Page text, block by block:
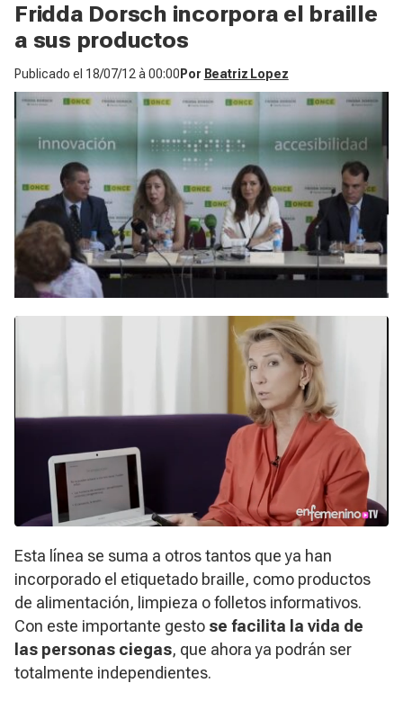
Fridda Dorsch incorpora el braille
a sus productos
Publicado el 18/07/12 à 00:00 Por Beatriz Lopez
Esta línea se suma a otros tantos que ya han
incorporado el etiquetado braille, como productos
de alimentación, limpieza o folletos informativos.
Con este importante gesto se facilita la vida de
las personas ciegas, que ahora ya podrán ser
totalmente independientes.